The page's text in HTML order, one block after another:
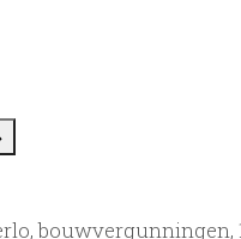
bouwvergunningen,